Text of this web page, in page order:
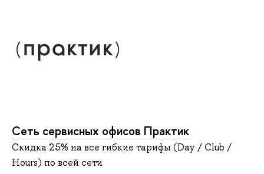
Сеть сервисных офисов Практик
Скидка 25% на все гибкие тарифы (Day / Club /
Hours) по всей сети